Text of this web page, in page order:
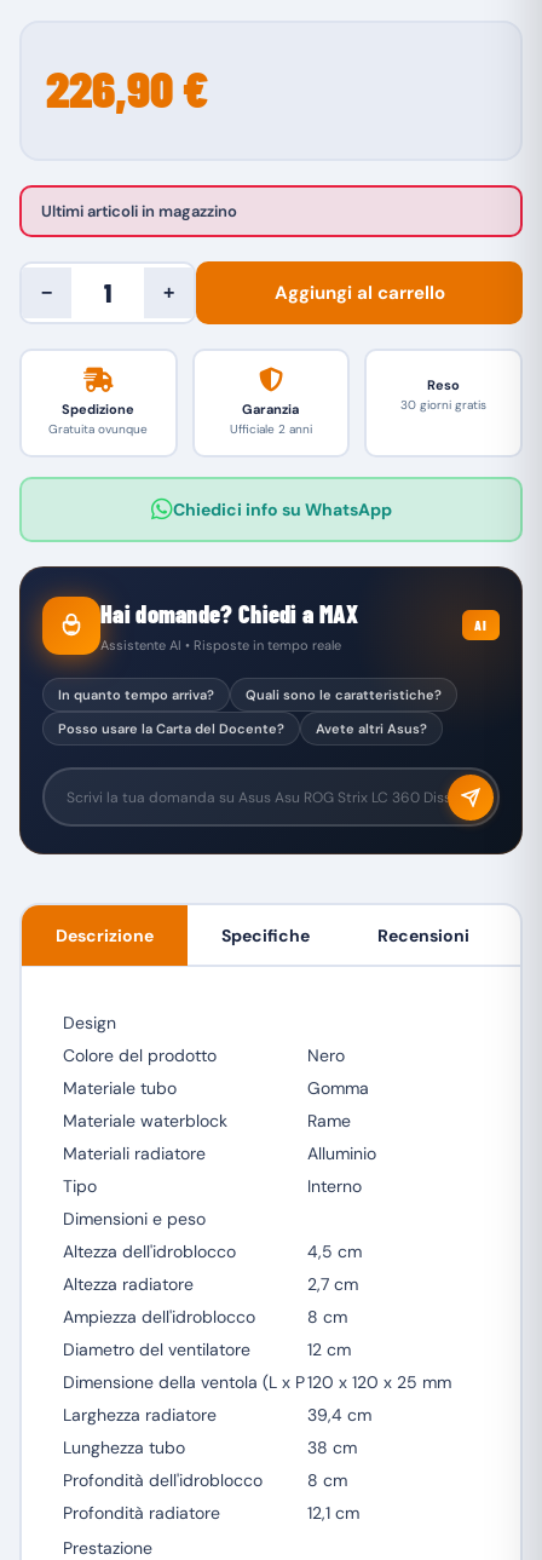
226,90 €
Ultimi articoli in magazzino
− + Aggiungi al carrello
Spedizione
Gratuita ovunque
Garanzia
Ufficiale 2 anni
Reso
30 giorni gratis
Chiedici info su WhatsApp
Hai domande? Chiedi a MAX
Assistente AI • Risposte in tempo reale
AI
In quanto tempo arriva?
Quali sono le caratteristiche?
Posso usare la Carta del Docente?
Avete altri Asus?
Descrizione Specifiche Recensioni
Design
Colore del prodotto
Nero
Materiale tubo
Gomma
Materiale waterblock
Rame
Materiali radiatore
Alluminio
Tipo
Interno
Dimensioni e peso
Altezza dell'idroblocco
4,5 cm
Altezza radiatore
2,7 cm
Ampiezza dell'idroblocco
8 cm
Diametro del ventilatore
12 cm
Dimensione della ventola (L x P120 x 120 x 25 mm
Larghezza radiatore
39,4 cm
Lunghezza tubo
38 cm
Profondità dell'idroblocco
8 cm
Profondità radiatore
12,1 cm
Prestazione